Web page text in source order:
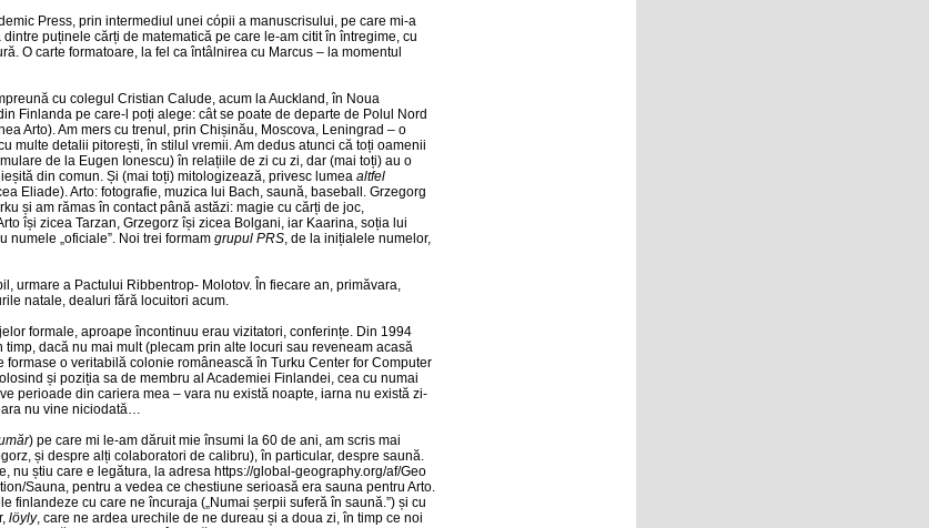
Press, prin intermediul unei cópii a manuscrisului, pe care mi-a
puținele cărți de matematică pe care le-am citit în întregime, cu
O carte formatoare, la fel ca întâlnirea cu Marcus – la momentul
cu colegul Cristian Calude, acum la Auckland, în Noua
Finlanda pe care-l poți alege: cât se poate de departe de Polul Nord
Arto). Am mers cu trenul, prin Chișinău, Moscova, Leningrad – o
multe detalii pitorești, în stilul vremii. Am dedus atunci că toți oamenii
de la Eugen Ionescu) în relațiile de zi cu zi, dar (mai toți) au o
din comun. Și (mai toți) mitologizează, privesc lumea altfel
Eliade). Arto: fotografie, muzica lui Bach, saună, baseball. Grzegorg
și am rămas în contact până astăzi: magie cu cărți de joc,
își zicea Tarzan, Grzegorz își zicea Bolgani, iar Kaarina, soția lui
numele „oficiale”. Noi trei formam grupul PRS, de la inițialele numelor,
urmare a Pactului Ribbentrop- Molotov. În fiecare an, primăvara,
natale, dealuri fără locuitori acum.
formale, aproape încontinuu erau vizitatori, conferințe. Din 1994
dacă nu mai mult (plecam prin alte locuri sau reveneam acasă
formase o veritabilă colonie românească în Turku Center for Computer
și poziția sa de membru al Academiei Finlandei, cea cu numai
perioade din cariera mea – vara nu există noapte, iarna nu există zi-
nu vine niciodată…
) pe care mi le-am dăruit mie însumi la 60 de ani, am scris mai
și despre alți colaboratori de calibru), în particular, despre saună.
nu știu care e legătura, la adresa https://global-geography.org/af/Geo
Sauna, pentru a vedea ce chestiune serioasă era sauna pentru Arto.
finlandeze cu care ne încuraja („Numai șerpii suferă în saună.”) și cu
löyly, care ne ardea urechile de ne dureau și a doua zi, în timp ce noi